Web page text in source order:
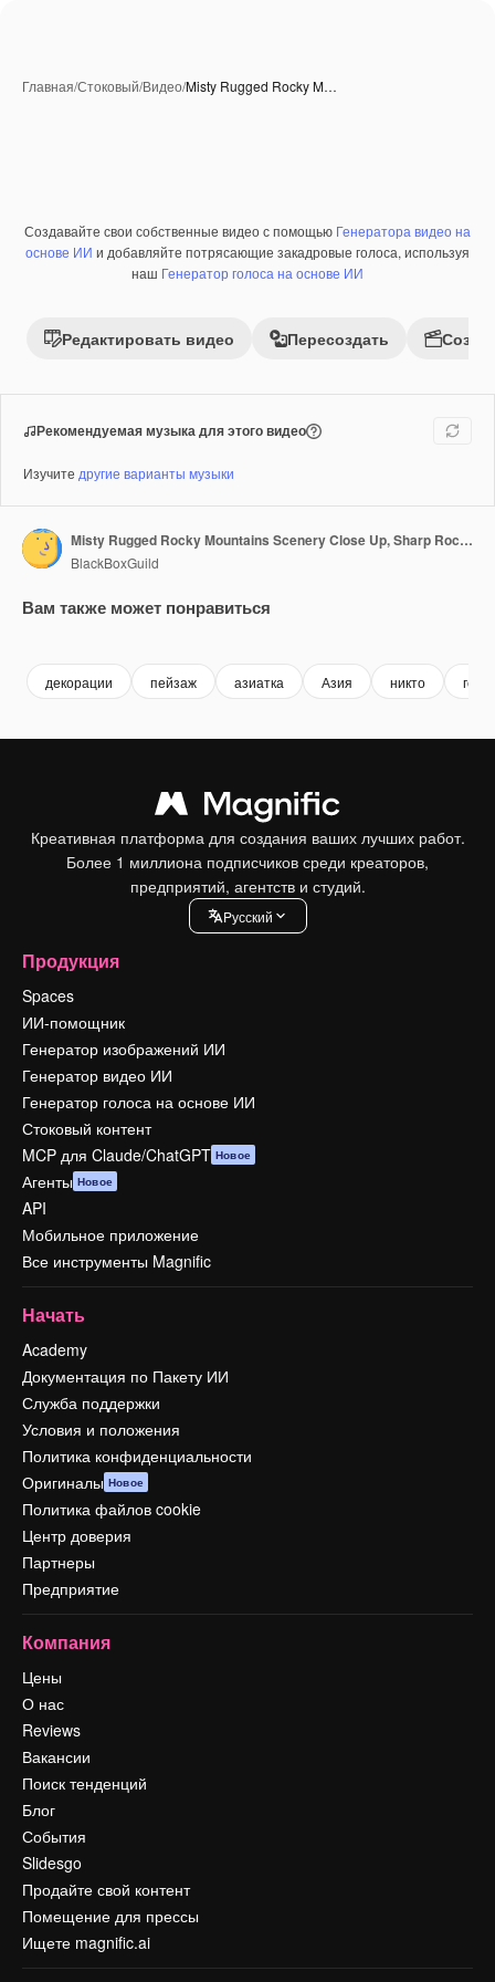
Главная/Стоковый/Видео/Misty Rugged Rocky M…
Премиум
Создавайте свои собственные видео с помощью Генератора видео на
основе ИИ и добавляйте потрясающие закадровые голоса, используя
наш Генератор голоса на основе ИИ
Редактировать видео Пересоздать
Рекомендуемая музыка для этого видео
Изучите другие варианты музыки
Misty Rugged Rocky Mountains Scenery Close Up, Sharp Rocks and Bare Rugged Mountain Landscape Close Up in Himalayas Mountains in Nepal
BlackBoxGuild
Вам также может понравиться
декорации пейзаж азиатка Азия никто
Креативная платформа для создания ваших лучших работ.
Более 1 миллиона подписчиков среди креаторов,
предприятий, агентств и студий.
Pусский
Продукция
Spaces
ИИ-помощник
Генератор изображений ИИ
Генератор видео ИИ
Генератор голоса на основе ИИ
Стоковый контент
MCP для Claude/ChatGPT Новое
Агенты Новое
API
Мобильное приложение
Все инструменты Magnific
Начать
Academy
Документация по Пакету ИИ
Служба поддержки
Условия и положения
Политика конфиденциальности
Оригиналы Новое
Политика файлов cookie
Центр доверия
Партнеры
Предприятие
Компания
Цены
О нас
Reviews
Вакансии
Поиск тенденций
Блог
События
Slidesgo
Продайте свой контент
Помещение для прессы
Ищете magnific.ai